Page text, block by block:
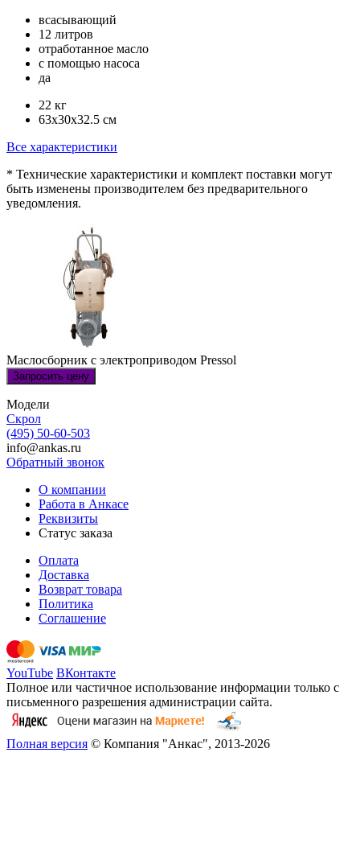
всасывающий
12 литров
отработанное масло
с помощью насоса
да
22 кг
63x30x32.5 см
Все характеристики
* Технические характеристики и комплект поставки могут
быть изменены производителем без предварительного
уведомления.
Маслосборник с электроприводом Pressol
Запросить цену
Модели
Скрол
(495) 50-60-503
info@ankas.ru
Обратный звонок
О компании
Работа в Анкасе
Реквизиты
Статус заказа
Оплата
Доставка
Возврат товара
Политика
Соглашение
YouTube ВКонтакте
Полное или частичное использование информации только с
письменного разрешения администрации сайта.
Полная версия © Компания "Анкас", 2013-2026